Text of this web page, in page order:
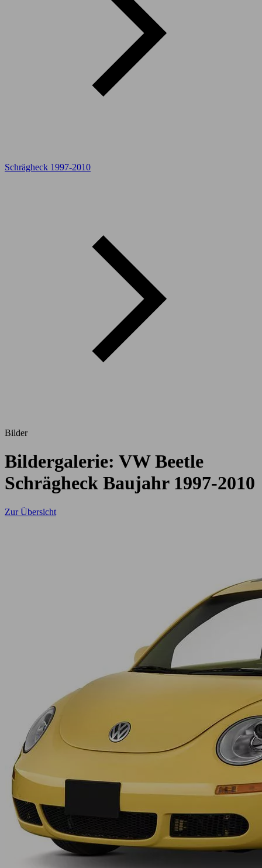
Schrägheck 1997-2010
Bilder
Bildergalerie: VW Beetle
Schrägheck Baujahr 1997-2010
Zur Übersicht